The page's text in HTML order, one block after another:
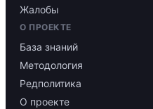
Жалобы
О ПРОЕКТЕ
База знаний
Методология
Редполитика
О проекте